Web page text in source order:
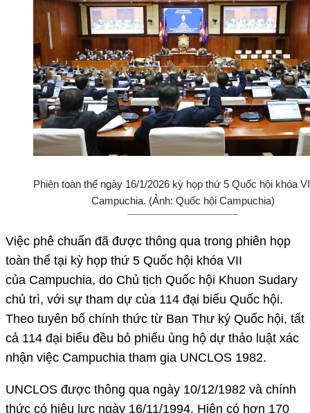
Phiên toàn thể ngày 16/1/2026 kỳ họp thứ 5 Quốc hội khóa
Campuchia. (Ảnh: Quốc hội Campuchia)
Việc phê chuẩn đã được thông qua trong phiên họp
toàn thể tại kỳ họp thứ 5 Quốc hội khóa VII
của Campuchia, do Chủ tịch Quốc hội Khuon Sudary
chủ trì, với sự tham dự của 114 đại biểu Quốc hội.
Theo tuyên bố chính thức từ Ban Thư ký Quốc hội, tất
cả 114 đại biểu đều bỏ phiếu ủng hộ dự thảo luật xác
nhận việc Campuchia tham gia UNCLOS 1982.
UNCLOS được thông qua ngày 10/12/1982 và chính
thức có hiệu lực ngày 16/11/1994. Hiện có hơn 170